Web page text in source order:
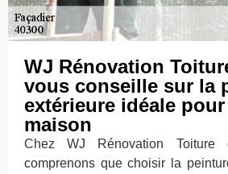
WJ Rénovation
vous conseille sur la
extérieure idéale
maison
Chez WJ Rénovation Toiture
comprenons que choisir la